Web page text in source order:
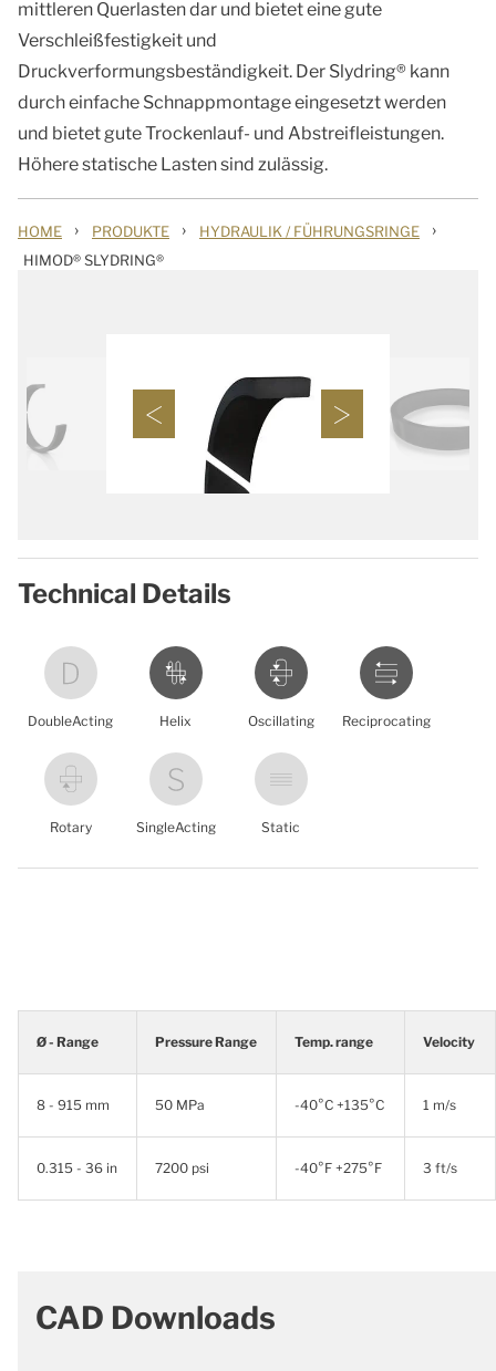
mittleren Querlasten dar und bietet eine gute
Verschleißfestigkeit und
Druckverformungsbeständigkeit. Der Slydring® kann
durch einfache Schnappmontage eingesetzt werden
und bietet gute Trockenlauf- und Abstreifleistungen.
Höhere statische Lasten sind zulässig.
HOME › PRODUKTE › HYDRAULIK / FÜHRUNGSRINGE ›
HIMOD® SLYDRING®
Technical Details
DoubleActing Helix Oscillating Reciprocating
Rotary SingleActing Static
Ø - Range Pressure Range Temp. range Velocity
8 - 915 mm 50 MPa -40°C +135°C 1 m/s
0.315 - 36 in 7200 psi -40°F +275°F 3 ft/s
CAD Downloads